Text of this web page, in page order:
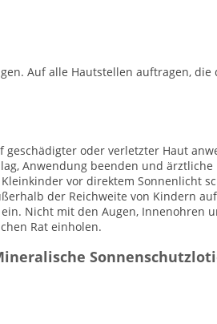
Auf alle Hautstellen auftragen,
oder verletzter Haut
Anwendung beenden und
vor direktem Sonnenlicht
der Reichweite von Kindern
Nicht mit den Augen,
Rat einholen.